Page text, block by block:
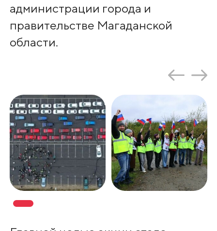
администрации города и
правительстве Магаданской
области.